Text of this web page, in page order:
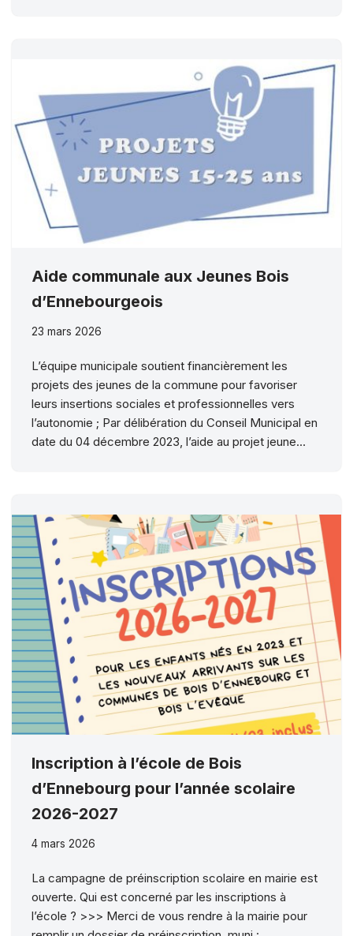
Aide communale aux Jeunes Bois
d’Ennebourgeois
23 mars 2026
L’équipe municipale soutient financièrement les
projets des jeunes de la commune pour favoriser
leurs insertions sociales et professionnelles vers
l’autonomie ; Par délibération du Conseil Municipal en
date du 04 décembre 2023, l’aide au projet jeune…
Inscription à l’école de Bois
d’Ennebourg pour l’année scolaire
2026-2027
4 mars 2026
La campagne de préinscription scolaire en mairie est
ouverte. Qui est concerné par les inscriptions à
l’école ? >>> Merci de vous rendre à la mairie pour